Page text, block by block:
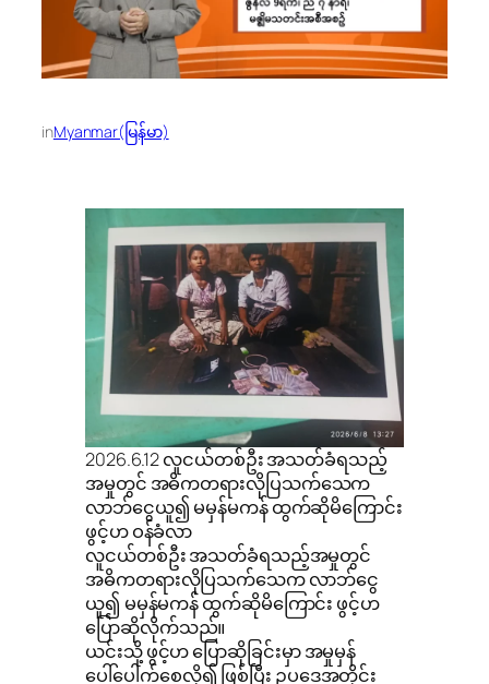
inMyanmar(မြန်မာ)
2026.6.12 လူငယ်တစ်ဦး အသတ်ခံရသည့်
အမှုတွင် အဓိကတရားလိုပြသက်သေက
လာဘ်ငွေယူ၍ မမှန်မကန် ထွက်ဆိုမိကြောင်း
ဖွင့်ဟ ဝန်ခံလာ
လူငယ်တစ်ဦး အသတ်ခံရသည့်အမှုတွင်
အဓိကတရားလိုပြသက်သေက လာဘ်ငွေ
ယူ၍ မမှန်မကန် ထွက်ဆိုမိကြောင်း ဖွင့်ဟ
ပြောဆိုလိုက်သည်။
ယင်းသို့ ဖွင့်ဟ ပြောဆိုခြင်းမှာ အမှုမှန်
ပေါ်ပေါက်စေလို၍ ဖြစ်ပြီး ဥပဒေအတိုင်း